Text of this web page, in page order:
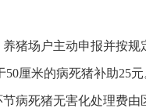
猪场户主动申报并按
50厘米的病死猪补助25
病死猪无害化处理费